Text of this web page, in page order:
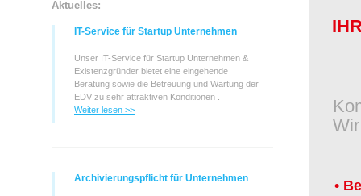
Aktuelles:
IT-Service für Startup Unternehmen
Unser IT-Service für Startup Unternehmen &
Existenzgründer bietet eine eingehende
Beratung sowie die Betreuung und Wartung der
EDV zu sehr attraktiven Konditionen .
Weiter lesen >>
Archivierungspflicht für Unternehmen •